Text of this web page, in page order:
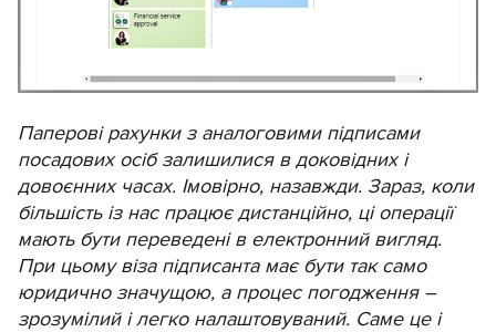
Паперові рахунки з аналоговими підписами
посадових осіб залишилися в доковідних і
довоєнних часах. Імовірно, назавжди. Зараз, коли
більшість із нас працює дистанційно, ці операції
мають бути переведені в електронний вигляд.
При цьому віза підписанта має бути так само
юридично значущою, а процес погодження –
зрозумілий і легко налаштовуваний. Саме це і